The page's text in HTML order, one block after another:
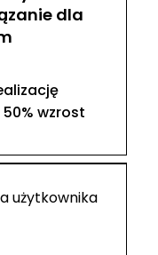
dla
wzrost
użytkownika